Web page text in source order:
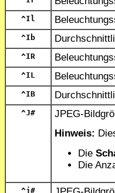
^Il
^Ib
^IR
^IL
^IB
^J# JPEG-
Hinweis:
Die
Die
^j#